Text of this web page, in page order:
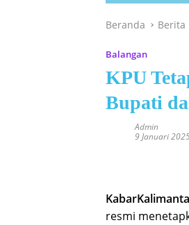
Beranda Berita
Balangan
KPU
Bupati
Admin
9 Januari
resmi